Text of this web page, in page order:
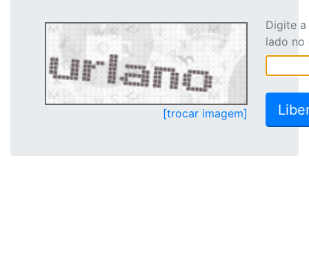
[trocar imagem]
Digite
lado no